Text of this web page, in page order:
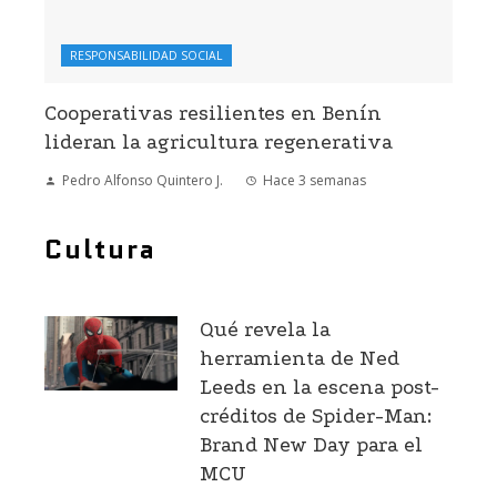
RESPONSABILIDAD SOCIAL
Cooperativas resilientes en Benín
lideran la agricultura regenerativa
Pedro Alfonso Quintero J. Hace 3 semanas
Cultura
Qué revela la
herramienta de Ned
Leeds en la escena post-
créditos de Spider-Man:
Brand New Day para el
MCU